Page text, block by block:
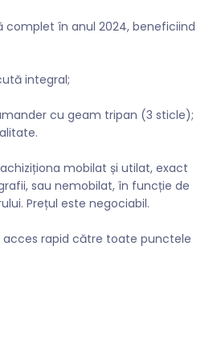
complet în anul 2024, beneficiind
integral;
cu geam tripan (3 sticle);
mobilat și utilat, exact
sau nemobilat, în funcție de
Prețul este negociabil.
acces rapid către toate punctele